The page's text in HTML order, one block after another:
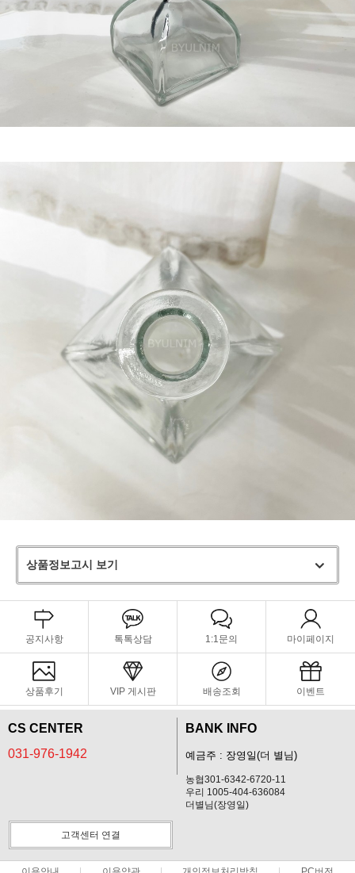
상품정보고시 보기
공지사항 톡톡상담 1:1문의 마이페이지
상품후기 VIP 게시판 배송조회 이벤트
CS CENTER
031-976-1942
BANK INFO
예금주 : 장영일(더 별님)
농협301-6342-6720-11
우리 1005-404-636084
더별님(장영일)
고객센터 연결